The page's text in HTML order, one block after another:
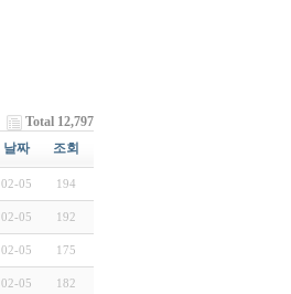
Total 12,797
날짜 조회
02-05 194
02-05 192
02-05 175
02-05 182